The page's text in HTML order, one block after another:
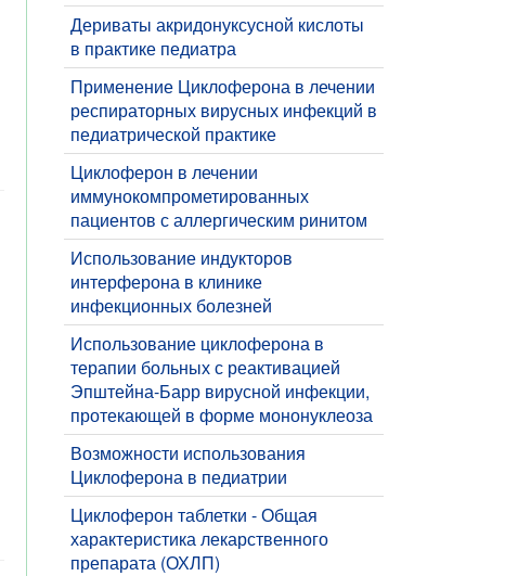
Дериваты акридонуксусной кислоты
в практике педиатра
Применение Циклоферона в лечении
респираторных вирусных инфекций в
педиатрической практике
Циклоферон в лечении
иммунокомпрометированных
пациентов с аллергическим ринитом
Использование индукторов
интерферона в клинике
инфекционных болезней
Использование циклоферона в
терапии больных с реактивацией
Эпштейна-Барр вирусной инфекции,
протекающей в форме мононуклеоза
Возможности использования
Циклоферона в педиатрии
Циклоферон таблетки - Общая
характеристика лекарственного
препарата (ОХЛП)